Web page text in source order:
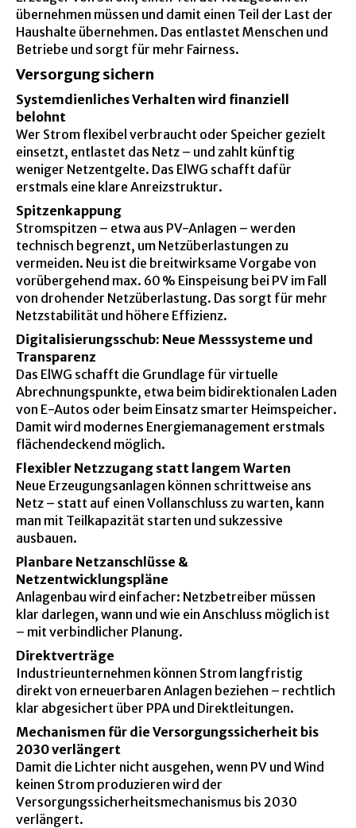
übernehmen müssen und damit einen Teil der Last der
Haushalte übernehmen. Das entlastet Menschen und
Betriebe und sorgt für mehr Fairness.
Versorgung sichern
Systemdienliches Verhalten wird finanziell
belohnt
Wer Strom flexibel verbraucht oder Speicher gezielt
einsetzt, entlastet das Netz – und zahlt künftig
weniger Netzentgelte. Das ElWG schafft dafür
erstmals eine klare Anreizstruktur.
Spitzenkappung
Stromspitzen – etwa aus PV-Anlagen – werden
technisch begrenzt, um Netzüberlastungen zu
vermeiden. Neu ist die breitwirksame Vorgabe von
vorübergehend max. 60 % Einspeisung bei PV im Fall
von drohender Netzüberlastung. Das sorgt für mehr
Netzstabilität und höhere Effizienz.
Digitalisierungsschub: Neue Messsysteme und
Transparenz
Das ElWG schafft die Grundlage für virtuelle
Abrechnungspunkte, etwa beim bidirektionalen Laden
von E-Autos oder beim Einsatz smarter Heimspeicher.
Damit wird modernes Energiemanagement erstmals
flächendeckend möglich.
Flexibler Netzzugang statt langem Warten
Neue Erzeugungsanlagen können schrittweise ans
Netz – statt auf einen Vollanschluss zu warten, kann
man mit Teilkapazität starten und sukzessive
ausbauen.
Planbare Netzanschlüsse &
Netzentwicklungspläne
Anlagenbau wird einfacher: Netzbetreiber müssen
klar darlegen, wann und wie ein Anschluss möglich ist
– mit verbindlicher Planung.
Direktverträge
Industrieunternehmen können Strom langfristig
direkt von erneuerbaren Anlagen beziehen – rechtlich
klar abgesichert über PPA und Direktleitungen.
Mechanismen für die Versorgungssicherheit bis
2030 verlängert
Damit die Lichter nicht ausgehen, wenn PV und Wind
keinen Strom produzieren wird der
Versorgungssicherheitsmechanismus bis 2030
verlängert.